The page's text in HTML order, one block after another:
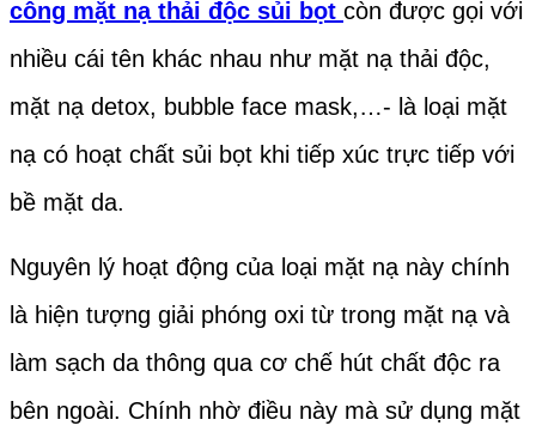
công mặt nạ thải độc sủi bọt còn được gọi với
nhiều cái tên khác nhau như mặt nạ thải độc,
mặt nạ detox, bubble face mask,…- là loại mặt
nạ có hoạt chất sủi bọt khi tiếp xúc trực tiếp với
bề mặt da.
Nguyên lý hoạt động của loại mặt nạ này chính
là hiện tượng giải phóng oxi từ trong mặt nạ và
làm sạch da thông qua cơ chế hút chất độc ra
bên ngoài. Chính nhờ điều này mà sử dụng mặt